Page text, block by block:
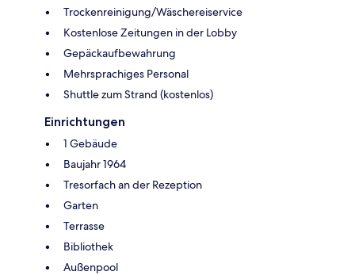
Trockenreinigung/Wäschereiservice
Kostenlose Zeitungen in der Lobby
Gepäckaufbewahrung
Mehrsprachiges Personal
Shuttle zum Strand (kostenlos)
Einrichtungen
1 Gebäude
Baujahr 1964
Tresorfach an der Rezeption
Garten
Terrasse
Bibliothek
Außenpool